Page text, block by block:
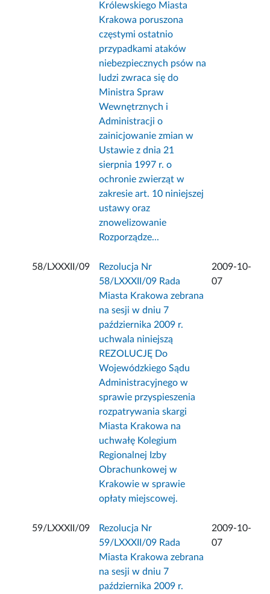
Królewskiego Miasta
Krakowa poruszona
częstymi ostatnio
przypadkami ataków
niebezpiecznych psów na
ludzi zwraca się do
Ministra Spraw
Wewnętrznych i
Administracji o
zainicjowanie zmian w
Ustawie z dnia 21
sierpnia 1997 r. o
ochronie zwierząt w
zakresie art. 10 niniejszej
ustawy oraz
znowelizowanie
Rozporządze...
58/LXXXII/09
Rezolucja Nr
58/LXXXII/09 Rada
Miasta Krakowa zebrana
na sesji w dniu 7
października 2009 r.
uchwala niniejszą
REZOLUCJĘ Do
Wojewódzkiego Sądu
Administracyjnego w
sprawie przyspieszenia
rozpatrywania skargi
Miasta Krakowa na
uchwałę Kolegium
Regionalnej Izby
Obrachunkowej w
Krakowie w sprawie
opłaty miejscowej.
2009-10-
07
59/LXXXII/09
Rezolucja Nr
59/LXXXII/09 Rada
Miasta Krakowa zebrana
na sesji w dniu 7
października 2009 r.
2009-10-
07